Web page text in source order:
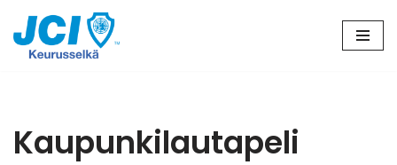
Siirry
Kaupunkilautapeli